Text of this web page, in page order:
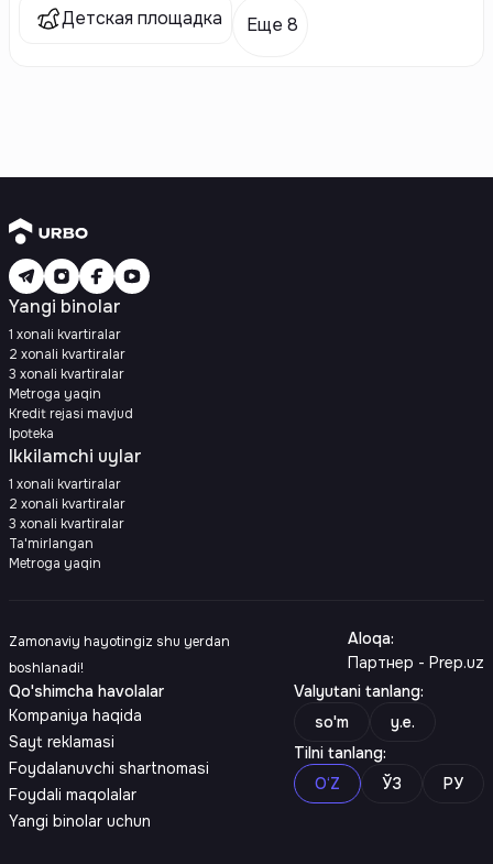
Детская площадка Еще 8
Yangi binolar
1 xonali kvartiralar
2 xonali kvartiralar
3 xonali kvartiralar
Metroga yaqin
Kredit rejasi mavjud
Ipoteka
Ikkilamchi uylar
1 xonali kvartiralar
2 xonali kvartiralar
3 xonali kvartiralar
Ta'mirlangan
Metroga yaqin
Zamonaviy hayotingiz shu yerdan
boshlanadi!
Aloqa:
Партнер - Prep.uz
Qo'shimcha havolalar
Kompaniya haqida
Sayt reklamasi
Foydalanuvchi shartnomasi
Foydali maqolalar
Yangi binolar uchun
Valyutani tanlang:
so'm
y.e.
Tilni tanlang:
O‘Z
ЎЗ РУ